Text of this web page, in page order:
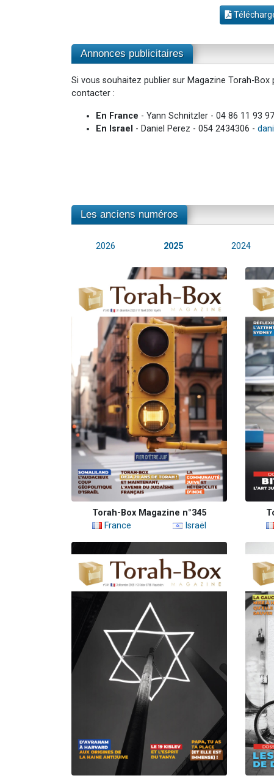
Annonces publicitaires
Si vous souhaitez publier sur Magazine Torah-
contacter :
En France - Yann Schnitzler - 04 86 11 93
En Israel - Daniel Perez - 054 2434306 -
Les anciens numéros
2026 2025 2024
Torah-Box Magazine n°345
France
Israël